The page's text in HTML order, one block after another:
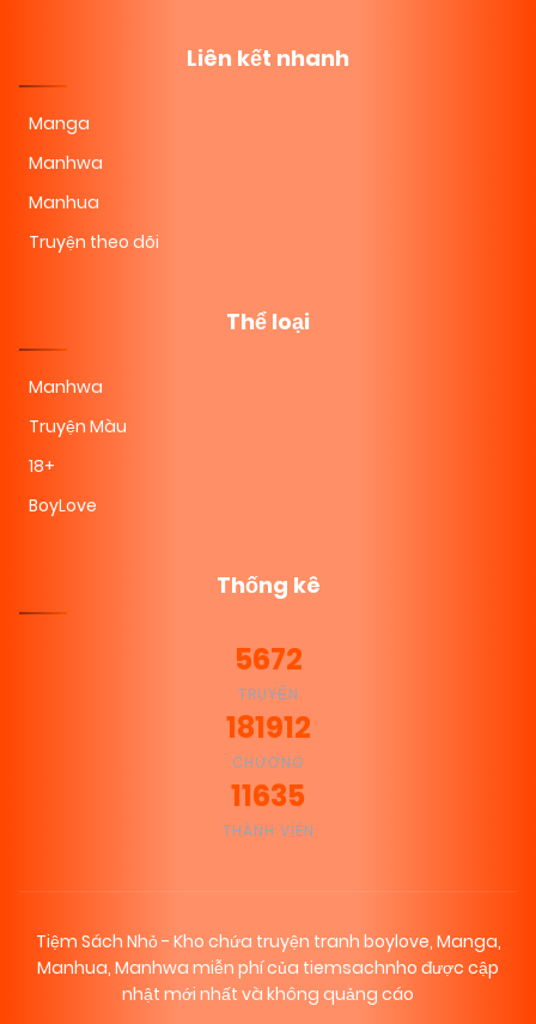
Liên kết nhanh
Manga
Manhwa
Manhua
Truyện theo dõi
Thể loại
Manhwa
Truyện Màu
18+
BoyLove
Thống kê
5672
TRUYỆN
181912
CHƯƠNG
11635
THÀNH VIÊN
Tiệm Sách Nhỏ - Kho chứa truyện tranh boylove, Manga,
Manhua, Manhwa miễn phí của tiemsachnho được cập
nhật mới nhất và không quảng cáo